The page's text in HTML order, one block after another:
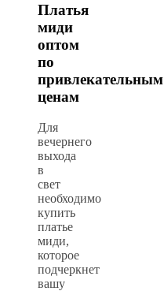
Платья
миди
оптом
по
привлекательным
ценам
Для
вечернего
выхода
в
свет
необходимо
купить
платье
миди,
которое
подчеркнет
вашу